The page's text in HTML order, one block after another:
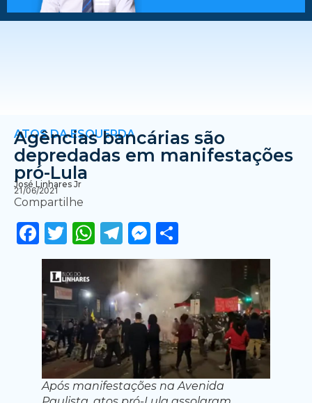
ATOS DA ESQUERDA
Agências bancárias são
depredadas em manifestações
pró-Lula
José Linhares Jr
21/06/2021
Compartilhe
Facebook
Twitter
WhatsApp
Telegram
Messenger
Após manifestações na Avenida